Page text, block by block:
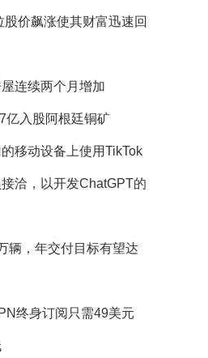
价飙涨使其财富迅速回
连续两个月增加
亿入股阿根廷铜矿
移动设备上使用TikTok
洽，以开发ChatGPT的
辆，年交付目标有望达
终身订阅只需49美元